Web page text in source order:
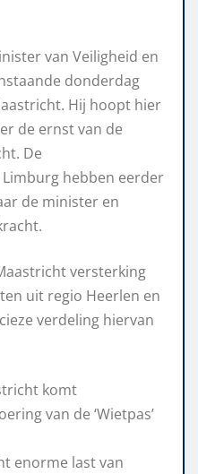
van Veiligheid en
donderdag
Hij hoopt hier
de ernst van de
De
hebben eerder
de minister en
versterking
uit regio Heerlen en
verdeling hiervan
komt
van de ‘Wietpas’
enorme last van